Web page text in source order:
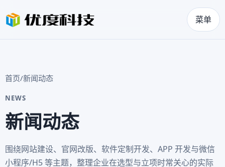
菜单
首页/新闻动态
NEWS
新闻动态
围绕网站建设、官网改版、软件定制开发、APP 开发与微信
小程序/H5 等主题，整理企业在选型与立项时常关心的实际